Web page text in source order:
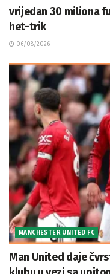
vrijedan 30 miliona
het-trik
06/08/2026
MANCHESTER UNITED FC
Man United daje